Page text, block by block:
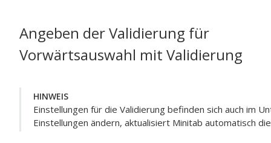
Angeben der Validierung für
Vorwärtsauswahl mit Validierung
HINWEIS
Einstellungen für die Validierung befinden sich auch im
Einstellungen ändern, aktualisiert Minitab automatisch